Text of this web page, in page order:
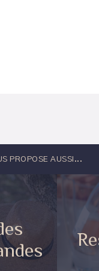
PROPOSE AUSSI...